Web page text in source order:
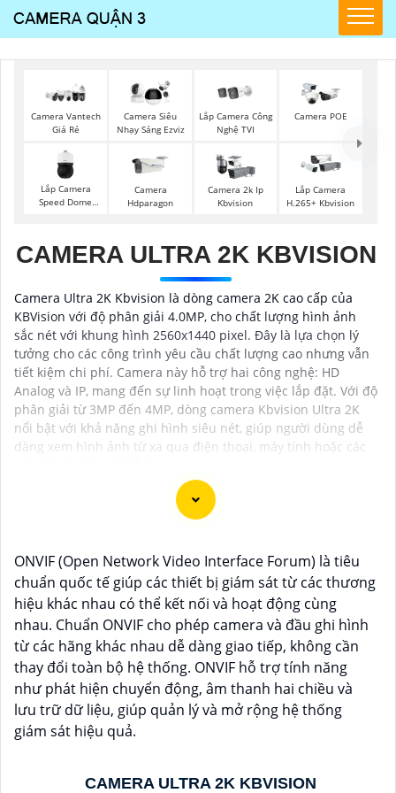
Camera Vantech
Giá Rẻ
Camera Siêu
Nhạy Sáng Ezviz
Lắp Camera Công
Nghệ TVI
Camera POE
Lắp Camera
Speed Dome
Camera
Hdparagon
Camera 2k Ip
Kbvision
Lắp Camera
H.265+ Kbvision
CAMERA ULTRA 2K KBVISION
Camera Ultra 2K Kbvision là dòng camera 2K cao cấp của
KBVision với độ phân giải 4.0MP, cho chất lượng hình ảnh
sắc nét với khung hình 2560x1440 pixel. Đây là lựa chọn lý
tưởng cho các công trình yêu cầu chất lượng cao nhưng vẫn
tiết kiệm chi phí. Camera này hỗ trợ hai công nghệ: HD
Analog và IP, mang đến sự linh hoạt trong việc lắp đặt. Với độ
phân giải từ 3MP đến 4MP, dòng camera Kbvision Ultra 2K
nổi bật với khả năng ghi hình siêu nét, giúp người dùng dễ
dàng xem hình ảnh từ xa qua điện thoại, máy tính hoặc các
Chào bạn, dưới đây là một số câu giới thiệu cho việc
mua Camera Kbvision với chiết khấu cao và giải pháp
phù hợp trong ngữ cảnh của một đại lý công nghệ:
🛃1:"Chào anh/chị! Bạn đang tìm kiếm Camera
Kbvision với chiết khấu hấp dẫn? Hãy đến với chúng
tôi để nhận ưu đãi đặc biệt và được tư vấn về giải
pháp chính xác nhất cho nhu cầu an ninh của bạn!"
️🏅️2:"Bạn muốn mua Camera Kbvision với giá ưu đãi
và giải pháp phù hợp? Liên hệ ngay với chúng tôi để
ONVIF (Open Network Video Interface Forum) là tiêu
chuẩn quốc tế giúp các thiết bị giám sát từ các thương
hiệu khác nhau có thể kết nối và hoạt động cùng
nhau. Chuẩn ONVIF cho phép camera và đầu ghi hình
từ các hãng khác nhau dễ dàng giao tiếp, không cần
thay đổi toàn bộ hệ thống. ONVIF hỗ trợ tính năng
như phát hiện chuyển động, âm thanh hai chiều và
lưu trữ dữ liệu, giúp quản lý và mở rộng hệ thống
giám sát hiệu quả.
CAMERA ULTRA 2K KBVISION